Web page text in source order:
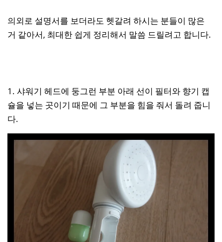
의외로 설명서를 보더라도 헷갈려 하시는 분들이 많은
거 같아서, 최대한 쉽게 정리해서 말씀 드릴려고 합니다.
1. 샤워기 헤드에 둥그런 부분 아래 선이 필터와 향기 캡
슐을 넣는 곳이기 때문에 그 부분을 힘을 줘서 돌려 줍니
다.